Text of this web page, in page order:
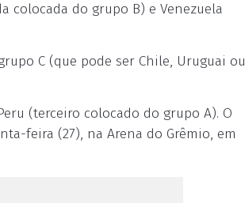
do grupo B) e Venezuela
C (que pode ser Chile, Uruguai ou
(terceiro colocado do grupo A). O
feira (27), na Arena do Grêmio, em